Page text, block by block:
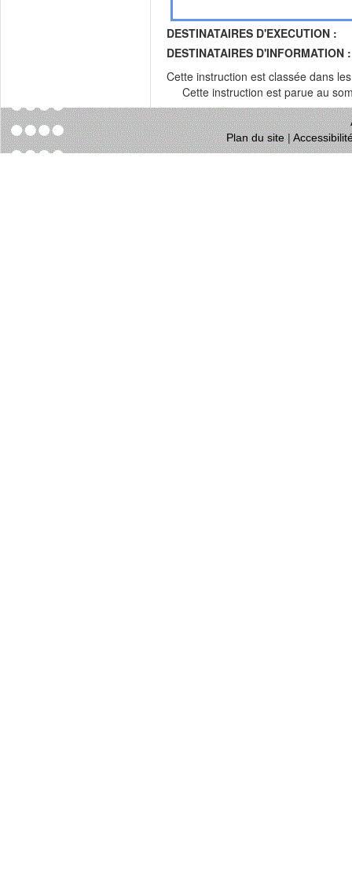
DESTINATAIRES D'EXECUTION :
DESTINATAIRES D'INFORMATION :
Cette instruction est classée dans
Cette instruction est parue au
Plan du site|